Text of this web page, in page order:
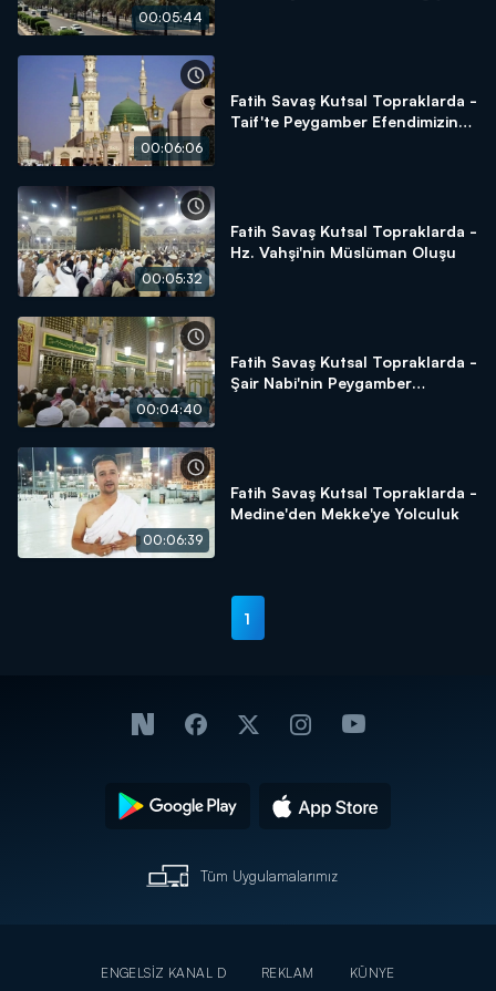
00:05:44
00:06:06
Fatih Savaş Kutsal Topraklarda -
Taif'te Peygamber Efendimizin
00:05:32
Fatih Savaş Kutsal Topraklarda -
Hz. Vahşi'nin Müslüman Oluşu
00:04:40
Fatih Savaş Kutsal Topraklarda -
Şair Nabi'nin Peygamber
00:06:39
Fatih Savaş Kutsal Topraklarda -
Medine'den Mekke'ye Yolculuk
1
Tüm Uygulamalarımız
ENGELSİZ KANAL D REKLAM
KÜNYE